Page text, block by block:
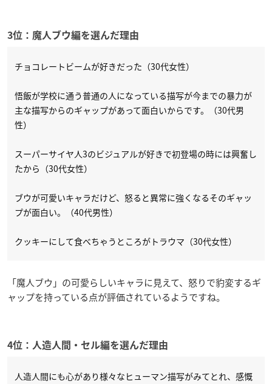
3位：魔人ブウ編を選んだ理由
チョコレートビームが好きだった（30代女性）
悟飯が学校に通う普通の人になっている描写が今までの暴力が
主な描写からのギャップがあって面白いからです。（30代男
性）
スーパーサイヤ人3のビジュアルが好きで初登場の時には興奮し
たから（30代女性）
ブウが可愛いキャラだけど、怒ると異常に強くなるそのギャッ
プが面白い。（40代男性）
クッキーにして食べちゃうところがトラウマ（30代女性）
「魔人ブウ」の可愛らしいキャラに見えて、怒りで豹変するギ
ャップを持っている点が評価されているようですね。
4位：人造人間・セル編を選んだ理由
人造人間にも心があり様々なヒューマン描写がみてとれ、感慨